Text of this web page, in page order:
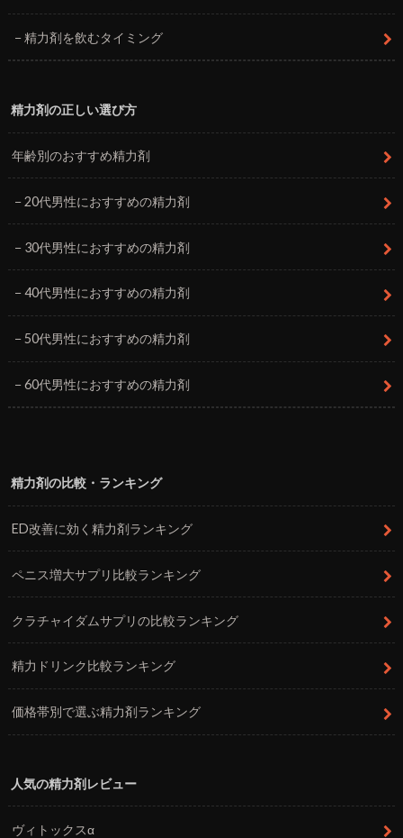
精力剤を飲むタイミング
精力剤の正しい選び方
年齢別のおすすめ精力剤
20代男性におすすめの精力剤
30代男性におすすめの精力剤
40代男性におすすめの精力剤
50代男性におすすめの精力剤
60代男性におすすめの精力剤
精力剤の比較・ランキング
ED改善に効く精力剤ランキング
ペニス増大サプリ比較ランキング
クラチャイダムサプリの比較ランキング
精力ドリンク比較ランキング
価格帯別で選ぶ精力剤ランキング
人気の精力剤レビュー
ヴィトックスα